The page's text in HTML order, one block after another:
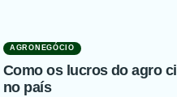
AGRONEGÓCIO
Como os lucros do agro
no país